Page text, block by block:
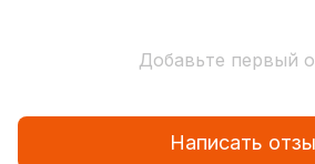
Добавьте первый
Написать